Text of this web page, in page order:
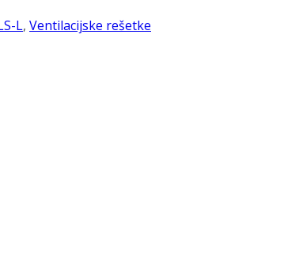
L, Ventilacijske rešetke